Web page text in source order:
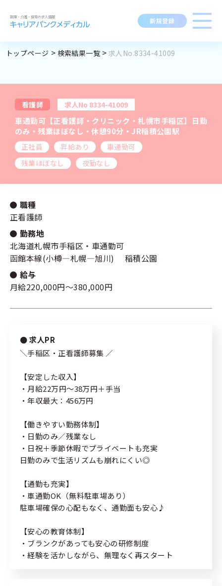
新規登録
私たちの紹介
サポート内容
コラム
よくある質問
求人閲覧履歴
新規登録
プライバシーポリシー
個人情報の取り扱いについて
緊急時・災害時について
求人閲覧履歴
最近利用した検索条件
SEARCH CONDITION
検索履歴はありません。
資格 指定なし
給与
変更 時給：金額を選択
施設形態 指定なし
こだわり
キーワード 指定なし
リセット
トップページ 検索結果一覧 求人No.8334-41009
看護師 求人No 8334-41009
車通勤可【正看護師・クリニック・札幌市手稲区】日勤
のみ・残業ほぼなし・休憩90分・JR稲積公園駅
正社員 昇給あり
車通勤可
残業ほぼなし
夜勤なし
職種
正看護師
勤務地
北海道札幌市手稲区・車通勤可
函館本線(小樽―札幌―旭川) 稲積公園
給与
月給220,000円～380,000円
求人PR
＼手稲区・正看護師募集 ／
【安定した収入】
・月給22万円～38万円＋手当
・年収最大：456万円
【働きやすい勤務体制】
・日勤のみ／残業なし
・日祝＋季節休暇でプライベートも充実
日勤のみで生活リズムも崩れにくい◎
【通勤も充実】
・車通勤OK（無料駐車場あり）
駐車場確保の心配もなく、通勤面も安心♪
【安心の教育体制】
・ブランクがあっても安心の研修制度
・経験を活かしながら、無理なく再スタート